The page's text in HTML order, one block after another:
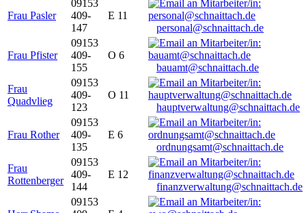
Frau Pasler
09153
409-
147
E 11
personal@schnaittach.de
Frau Pfister
09153
409-
155
O 6
bauamt@schnaittach.de
Frau
Quadvlieg
09153
409-
123
O 11
hauptverwaltung@schnaittach.de
Frau Rother
09153
409-
135
E 6
ordnungsamt@schnaittach.de
Frau
Rottenberger
09153
409-
144
E 12
finanzverwaltung@schnaittach.de
09153